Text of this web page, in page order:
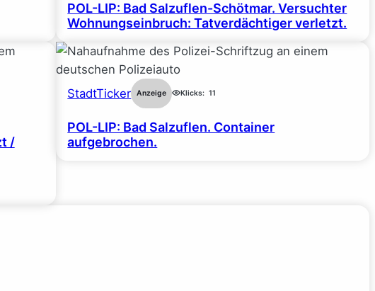
POL-LIP: Bad Salzuflen-Schötmar. Versuchter
Wohnungseinbruch: Tatverdächtiger verletzt.
/
StadtTicker Anzeige Klicks: 11
POL-LIP: Bad Salzuflen. Container
aufgebrochen.